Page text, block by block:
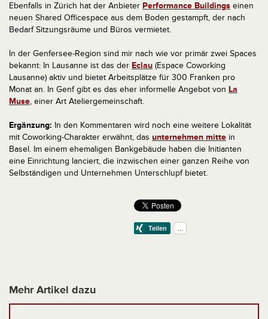
Ebenfalls in Zürich hat der Anbieter Performance Buildings einen
neuen Shared Officespace aus dem Boden gestampft, der nach
Bedarf Sitzungsräume und Büros vermietet.
In der Genfersee-Region sind mir nach wie vor primär zwei Spaces
bekannt: In Lausanne ist das der Eclau (Espace Coworking
Lausanne) aktiv und bietet Arbeitsplätze für 300 Franken pro
Monat an. In Genf gibt es das eher informelle Angebot von La
Muse, einer Art Ateliergemeinschaft.
Ergänzung: In den Kommentaren wird noch eine weitere Lokalität
mit Coworking-Charakter erwähnt, das unternehmen mitte in
Basel. Im einem ehemaligen Bankgebäude haben die Initianten
eine Einrichtung lanciert, die inzwischen einer ganzen Reihe von
Selbständigen und Unternehmen Unterschlupf bietet.
Mehr Artikel dazu